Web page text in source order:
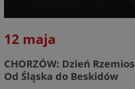
12 maja
CHORZÓW: Dzień
Od Śląska do Beskidów